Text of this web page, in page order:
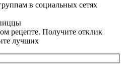
в социальных сетях
рецепте. Получите отклик
лучших